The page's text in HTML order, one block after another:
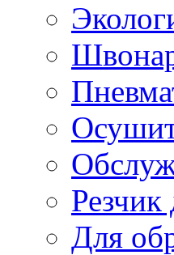
Резчик
Для